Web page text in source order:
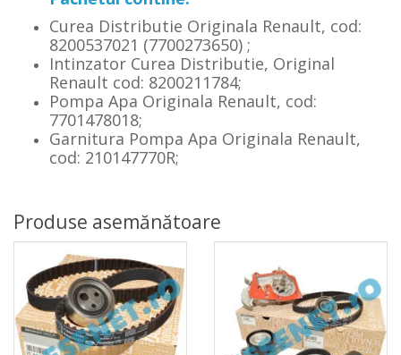
Curea Distributie Originala Renault, cod:
8200537021 (7700273650) ;
Intinzator Curea Distributie, Original
Renault cod: 8200211784;
Pompa Apa Originala Renault, cod:
7701478018;
Garnitura Pompa Apa Originala Renault,
cod: 210147770R;
Produse asemănătoare